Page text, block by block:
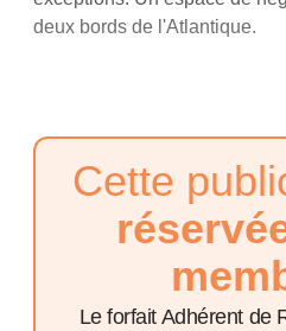
deux bords de l'Atlantique.
Cette
Le forfait Adhérent de